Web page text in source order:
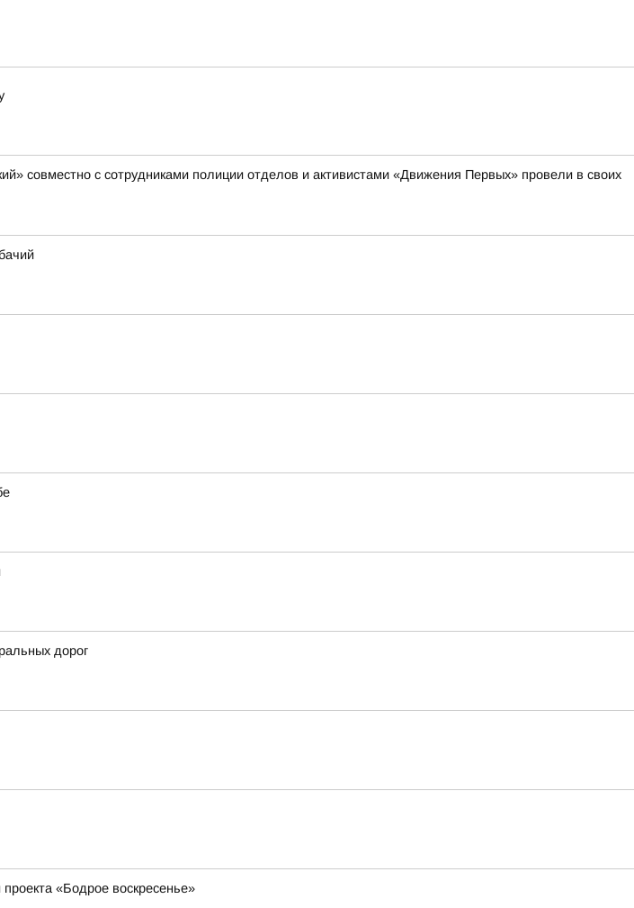
совместно с сотрудниками полиции отделов и активистами «Движения Первых» провели в своих
дорог
«Бодрое воскресенье»